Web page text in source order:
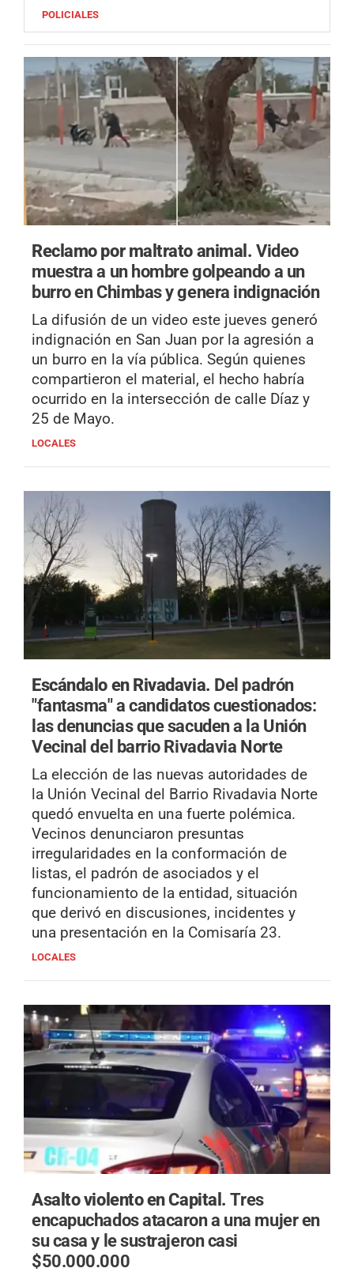
POLICIALES
Reclamo por maltrato animal.Video
muestra a un hombre golpeando a un
burro en Chimbas y genera indignación
La difusión de un video este jueves generó
indignación en San Juan por la agresión a
un burro en la vía pública. Según quienes
compartieron el material, el hecho habría
ocurrido en la intersección de calle Díaz y
25 de Mayo.
LOCALES
Escándalo en Rivadavia. Del padrón
"fantasma" a candidatos cuestionados:
las denuncias que sacuden a la Unión
Vecinal del barrio Rivadavia Norte
La elección de las nuevas autoridades de
la Unión Vecinal del Barrio Rivadavia Norte
quedó envuelta en una fuerte polémica.
Vecinos denunciaron presuntas
irregularidades en la conformación de
listas, el padrón de asociados y el
funcionamiento de la entidad, situación
que derivó en discusiones, incidentes y
una presentación en la Comisaría 23.
LOCALES
Asalto violento en Capital.Tres
encapuchados atacaron a una mujer en
su casa y le sustrajeron casi
$50.000.000